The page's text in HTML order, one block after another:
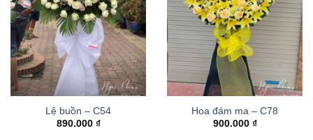
Lệ buồn – C54
890.000 ₫
Hoa đám ma – C78
900.000 ₫